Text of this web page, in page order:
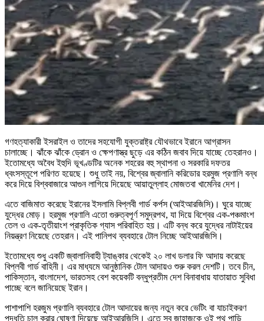
গণহত্যাকারী ইসরাইল ও তাদের সহযোগী যুক্তরাষ্ট্র যৌথভাবে ইরানে আগ্রাসন
চালাচ্ছে। ঝাঁকে ঝাঁকে ড্রোন ও ক্ষেপণাস্ত্র ছুড়ে এর কঠিন জবাব দিয়ে যাচ্ছে তেহরানও।
ইতোমধ্যে অবৈধ ইহুদি ভূখণ্ডটির অনেক শহরের বহু স্থাপনা ও সরকারি দফতর
ধ্বংসস্তূপে পরিণত হয়েছে। শুধু তাই নয়, বিশ্বের জ্বালানি করিডোর হরমুজ প্রণালি বন্ধ
করে দিয়ে বিশ্ববাজারে আগুন লাগিয়ে দিয়েছে আয়াতুল্লাহ মোজতবা খামেনির দেশ।
এতে বাজিমাত করেছে ইরানের ইসলামি বিপ্লবী গার্ড কর্পস (আইআরজিসি)। ঘুরে যাচ্ছে
যুদ্ধের মোড়। হরমুজ প্রণালি এতো গুরুত্বপূর্ণ সমুদ্রপথ, যা দিয়ে বিশ্বের এক-পঞ্চমাংশ
তেল ও এক-তৃতীয়াংশ প্রাকৃতিক গ্যাস পরিবাহিত হয়। এটি বন্ধ করে যুদ্ধের নাটাইয়ের
নিয়ন্ত্রণ নিয়েছে তেহরান। এই পানিপথ ব্যবহারে টোল নিচ্ছে আইআরজিসি।
ইতোমধ্যে শুধু একটি জ্বালানিবাহী ট্যাঙ্কার থেকেই ২০ লাখ ডলার ফি আদায় করেছে
বিপ্লবী গার্ড বাহিনী। এর মাধ্যমে আনুষ্ঠানিক টোল আদায়ও শুরু করল দেশটি। তবে চীন,
পাকিস্তান, বাংলাদেশ, ভারতসহ বেশ কয়েকটি বন্ধুপ্রতীম দেশ বিনাবাধায় যাতায়াত সুবিধা
পাচ্ছে বলে জানিয়েছে ইরান।
পাশাপাশি হরজুম প্রণালি ব্যবহারে টোল আদায়ের জন্য নতুন করে ভেটিং বা যাচাইকরণ
পদ্ধতি চালু করার ঘোষণা দিয়েছে আইআরজিসি। এতে সব জাহাজকে ওই পথ পাড়ি